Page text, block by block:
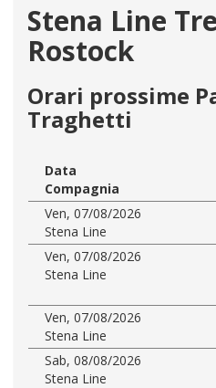
Stena Line
Rostock
Orari prossime
Traghetti
Data
Compagnia
Ven, 07/08/2026
Stena Line
Ven, 07/08/2026
Stena Line
Ven, 07/08/2026
Stena Line
Sab, 08/08/2026
Stena Line